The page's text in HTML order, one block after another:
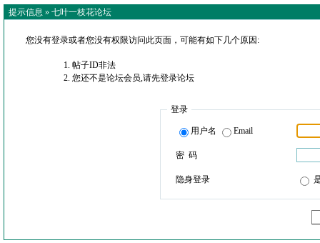
提示信息 » 七叶一枝花论坛
您没有登录或者您没有权限访问此页面，可能有如下几个原因:
帖子ID非法
您还不是论坛会员,请先登录论坛
登录
用户名 Email
密 码
隐身登录